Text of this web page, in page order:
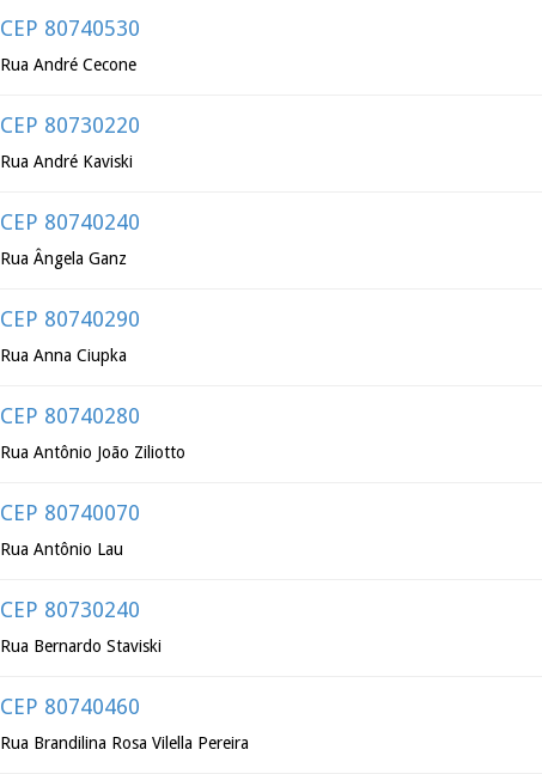
CEP 80740530
Rua André Cecone
CEP 80730220
Rua André Kaviski
CEP 80740240
Rua Ângela Ganz
CEP 80740290
Rua Anna Ciupka
CEP 80740280
Rua Antônio João Ziliotto
CEP 80740070
Rua Antônio Lau
CEP 80730240
Rua Bernardo Staviski
CEP 80740460
Rua Brandilina Rosa Vilella Pereira